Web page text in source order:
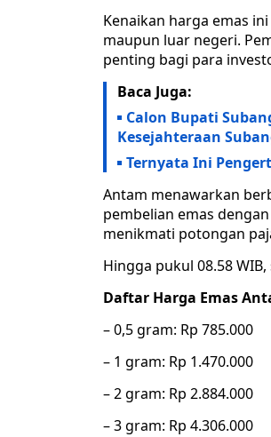
Kenaikan harga emas
maupun luar negeri.
penting bagi para
Baca Juga:
Calon Bupati
Kesejahteraan
Ternyata Ini
Antam menawarkan
pembelian emas
menikmati potongan
Hingga pukul 08.58
Daftar Harga Emas
– 0,5 gram: Rp 785.000
– 1 gram: Rp 1.470.000
– 2 gram: Rp 2.884.000
– 3 gram: Rp 4.306.000